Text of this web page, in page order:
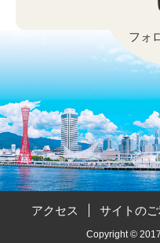
フォ
アクセス サイトの
Copyright ©